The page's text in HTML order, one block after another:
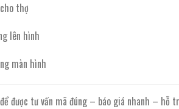
thợ
lên hình
màn hình
để được tư vấn mã đúng – báo giá nhanh – hỗ